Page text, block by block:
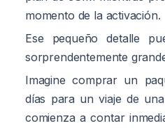
momento de la activación.
Ese pequeño detalle
sorprendentemente
Imagine comprar un
días para un viaje de
comienza a contar